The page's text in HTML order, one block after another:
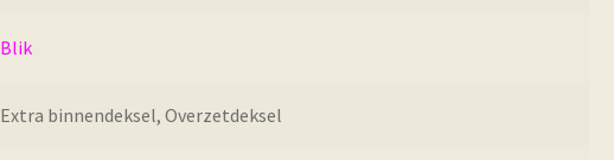
Blik
Extra binnendeksel, Overzetdeksel